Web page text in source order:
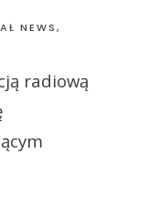
NEWS,
radiową